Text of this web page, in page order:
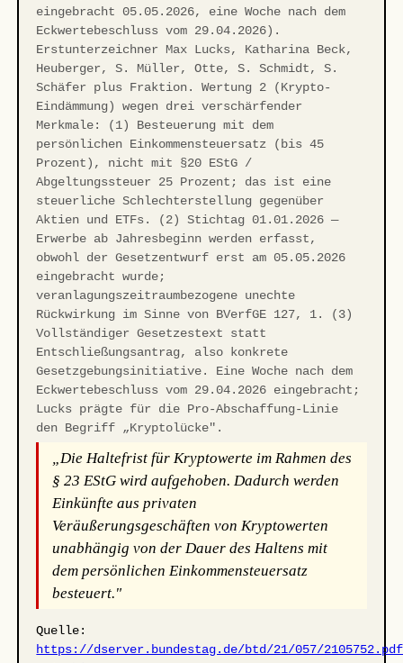
eingebracht 05.05.2026, eine Woche nach dem
Eckwertebeschluss vom 29.04.2026).
Erstunterzeichner Max Lucks, Katharina Beck,
Heuberger, S. Müller, Otte, S. Schmidt, S.
Schäfer plus Fraktion. Wertung 2 (Krypto-
Eindämmung) wegen drei verschärfender
Merkmale: (1) Besteuerung mit dem
persönlichen Einkommensteuersatz (bis 45
Prozent), nicht mit §20 EStG /
Abgeltungssteuer 25 Prozent; das ist eine
steuerliche Schlechterstellung gegenüber
Aktien und ETFs. (2) Stichtag 01.01.2026 —
Erwerbe ab Jahresbeginn werden erfasst,
obwohl der Gesetzentwurf erst am 05.05.2026
eingebracht wurde;
veranlagungszeitraumbezogene unechte
Rückwirkung im Sinne von BVerfGE 127, 1. (3)
Vollständiger Gesetzestext statt
Entschließungsantrag, also konkrete
Gesetzgebungsinitiative. Eine Woche nach dem
Eckwertebeschluss vom 29.04.2026 eingebracht;
Lucks prägte für die Pro-Abschaffung-Linie
den Begriff „Kryptolücke".
„Die Haltefrist für Kryptowerte im Rahmen des
§ 23 EStG wird aufgehoben. Dadurch werden
Einkünfte aus privaten
Veräußerungsgeschäften von Kryptowerten
unabhängig von der Dauer des Haltens mit
dem persönlichen Einkommensteuersatz
besteuert."
Quelle:
https://dserver.bundestag.de/btd/21/057/2105752.pdf